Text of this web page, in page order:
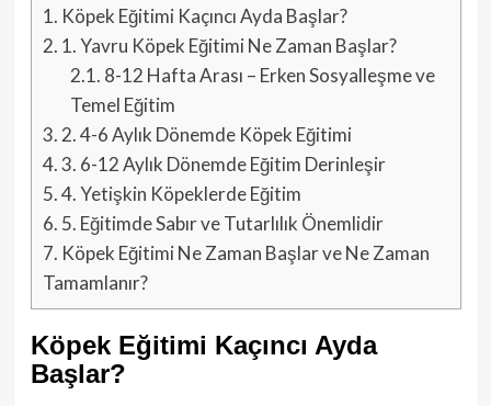
1. Köpek Eğitimi Kaçıncı Ayda Başlar?
2. 1. Yavru Köpek Eğitimi Ne Zaman Başlar?
2.1. 8-12 Hafta Arası – Erken Sosyalleşme ve
Temel Eğitim
3. 2. 4-6 Aylık Dönemde Köpek Eğitimi
4.3. 6-12 Aylık Dönemde Eğitim Derinleşir
5.4. Yetişkin Köpeklerde Eğitim
6. 5. Eğitimde Sabır ve Tutarlılık Önemlidir
7. Köpek Eğitimi Ne Zaman Başlar ve Ne Zaman
Tamamlanır?
Köpek Eğitimi Kaçıncı Ayda
Başlar?